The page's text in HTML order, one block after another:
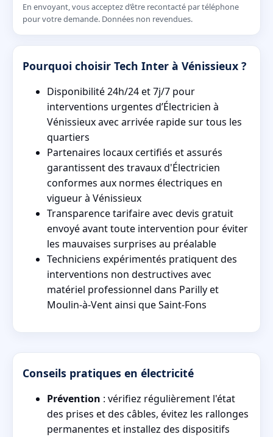
En envoyant, vous acceptez d’être recontacté par téléphone
pour votre demande. Données non revendues.
Pourquoi choisir Tech Inter à Vénissieux ?
Disponibilité 24h/24 et 7j/7 pour
interventions urgentes d’Électricien à
Vénissieux avec arrivée rapide sur tous les
quartiers
Partenaires locaux certifiés et assurés
garantissent des travaux d'Électricien
conformes aux normes électriques en
vigueur à Vénissieux
Transparence tarifaire avec devis gratuit
envoyé avant toute intervention pour éviter
les mauvaises surprises au préalable
Techniciens expérimentés pratiquent des
interventions non destructives avec
matériel professionnel dans Parilly et
Moulin-à-Vent ainsi que Saint-Fons
Conseils pratiques en électricité
Prévention : vérifiez régulièrement l'état
des prises et des câbles, évitez les rallonges
permanentes et installez des dispositifs